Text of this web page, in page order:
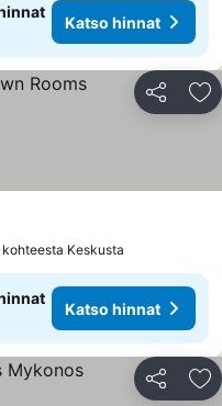
Katso hinnat
Jaa
hinnat
Keskusta
Katso hinnat
Jaa